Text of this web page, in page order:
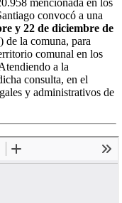
convocó a una
y 22 de diciembre de
de la comuna, para
comunal en los
a la
consulta, en el
y administrativos de